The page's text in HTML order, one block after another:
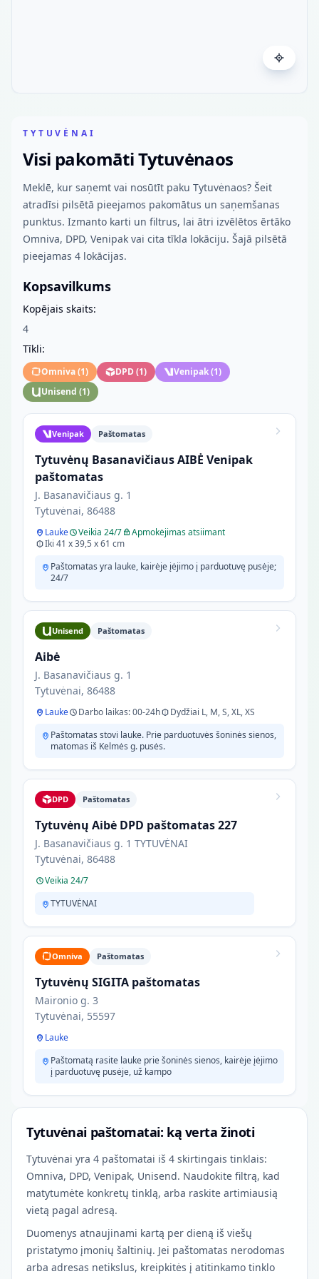
TYTUVĖNAI
Visi pakomāti Tytuvėnaos
Meklē, kur saņemt vai nosūtīt paku Tytuvėnaos? Šeit
atradīsi pilsētā pieejamos pakomātus un saņemšanas
punktus. Izmanto karti un filtrus, lai ātri izvēlētos ērtāko
Omniva, DPD, Venipak vai cita tīkla lokāciju. Šajā pilsētā
pieejamas 4 lokācijas.
Kopsavilkums
Kopējais skaits:
4
Tīkli:
Omniva(1) DPD(1) Venipak(1)
Unisend (1)
Venipak Paštomatas
Tytuvėnų Basanavičiaus AIBĖ Venipak
paštomatas
J. Basanavičiaus g. 1
Tytuvėnai, 86488
Lauke Veikia 24/7
Apmokėjimas atsiimant
Iki 41 x 39,5 x 61 cm
Paštomatas yra lauke, kairėje įėjimo į parduotuvę pusėje;
24/7
Unisend Paštomatas
Aibė
J. Basanavičiaus g. 1
Tytuvėnai, 86488
Lauke Darbo laikas: 00-24h
Dydžiai L, M, S, XL, XS
Paštomatas stovi lauke. Prie parduotuvės šoninės sienos,
matomas iš Kelmės g. pusės.
DPD Paštomatas
Tytuvėnų Aibė DPD paštomatas 227
J. Basanavičiaus g. 1 TYTUVĖNAI
Tytuvėnai, 86488
Veikia 24/7
TYTUVĖNAI
Omniva Paštomatas
Tytuvėnų SIGITA paštomatas
Maironio g. 3
Tytuvėnai, 55597
Lauke
Paštomatą rasite lauke prie šoninės sienos, kairėje įėjimo
į parduotuvę pusėje, už kampo
Tytuvėnai paštomatai: ką verta žinoti
Tytuvėnai yra 4 paštomatai iš 4 skirtingais tinklais:
Omniva, DPD, Venipak, Unisend. Naudokite filtrą, kad
matytumėte konkretų tinklą, arba raskite artimiausią
vietą pagal adresą.
Duomenys atnaujinami kartą per dieną iš viešų
pristatymo įmonių šaltinių. Jei paštomatas nerodomas
arba adresas netikslus, kreipkitės į atitinkamo tinklo